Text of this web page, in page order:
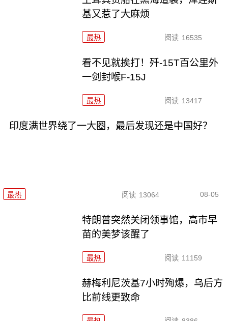
基又惹了大麻烦
最热 阅读 16535
看不见就挨打！歼-15T百公里外
一剑封喉F-15J
最热 阅读 13417
印度满世界绕了一大圈，最后发现还是中国好？
最热 阅读 13064 08-05
特朗普突然关闭领事馆，高市早
苗的美梦该醒了
最热 阅读 11159
赫梅利尼茨基7小时殉爆，乌后方
比前线更致命